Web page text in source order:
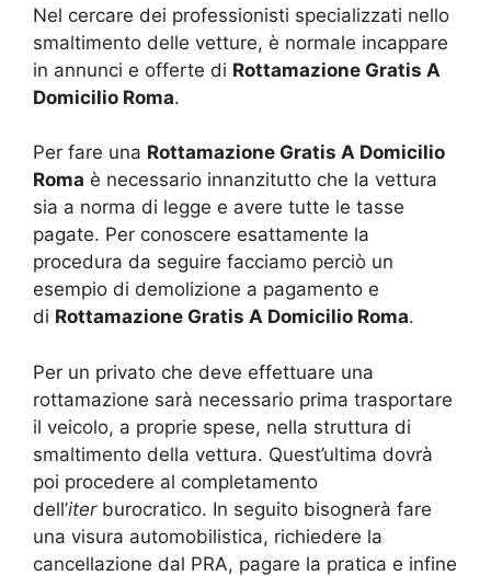
Nel cercare dei professionisti specializzati nello
smaltimento delle vetture, è normale incappare
in annunci e offerte di Rottamazione Gratis A
Domicilio Roma.
Per fare una Rottamazione Gratis A Domicilio
Roma è necessario innanzitutto che la vettura
sia a norma di legge e avere tutte le tasse
pagate. Per conoscere esattamente la
procedura da seguire facciamo perciò un
esempio di demolizione a pagamento e
di Rottamazione Gratis A Domicilio Roma.
Per un privato che deve effettuare una
rottamazione sarà necessario prima trasportare
il veicolo, a proprie spese, nella struttura di
smaltimento della vettura. Quest’ultima dovrà
poi procedere al completamento
dell’iterburocratico. In seguito bisognerà fare
una visura automobilistica, richiedere la
cancellazione dal PRA, pagare la pratica e infine